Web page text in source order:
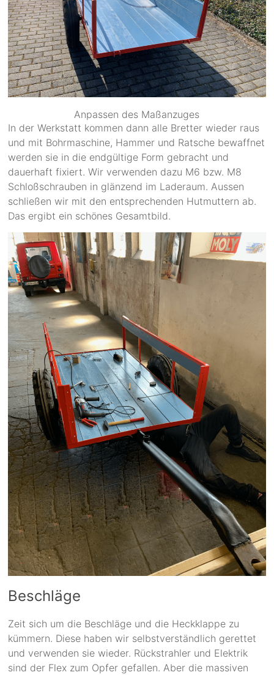
Anpassen des Maßanzuges
In der Werkstatt kommen dann alle Bretter wieder raus
und mit Bohrmaschine, Hammer und Ratsche bewaffnet
werden sie in die endgültige Form gebracht und
dauerhaft fixiert. Wir verwenden dazu M6 bzw. M8
Schloßschrauben in glänzend im Laderaum. Aussen
schließen wir mit den entsprechenden Hutmuttern ab.
Das ergibt ein schönes Gesamtbild.
Beschläge
Zeit sich um die Beschläge und die Heckklappe zu
kümmern. Diese haben wir selbstverständlich gerettet
und verwenden sie wieder. Rückstrahler und Elektrik
sind der Flex zum Opfer gefallen. Aber die massiven